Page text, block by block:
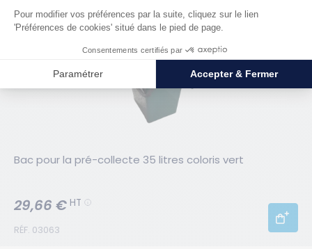
Bac pour la pré-collecte 35 litres coloris vert
RÉF. 03063
29,66 € HT